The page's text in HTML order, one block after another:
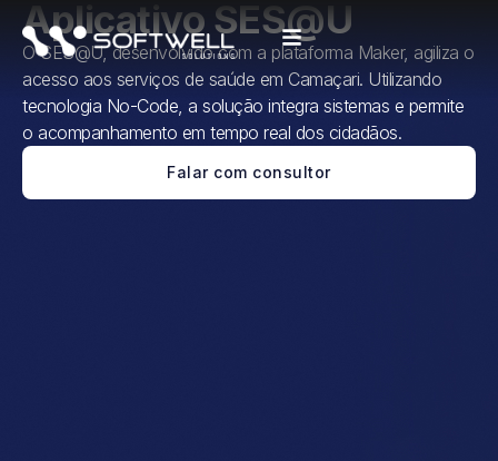
Aplicativo SES@U
O SES@U, desenvolvido com a plataforma Maker, agiliza o
acesso aos serviços de saúde em Camaçari. Utilizando
tecnologia No-Code, a solução integra sistemas e permite
o acompanhamento em tempo real dos cidadãos.
Falar com consultor